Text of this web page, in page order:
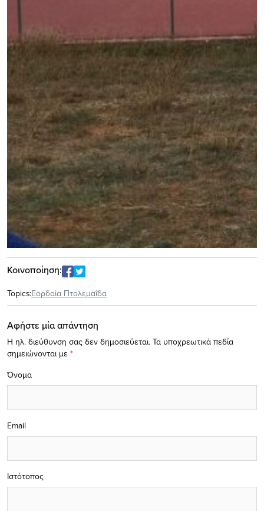
Κοινοποίηση:
Topics:Εορδαία Πτολεμαΐδα
Αφήστε μία απάντηση
Η ηλ. διεύθυνση σας δεν δημοσιεύεται. Τα υποχρεωτικά πεδία
σημειώνονται με *
Όνομα
Email
Ιστότοπος